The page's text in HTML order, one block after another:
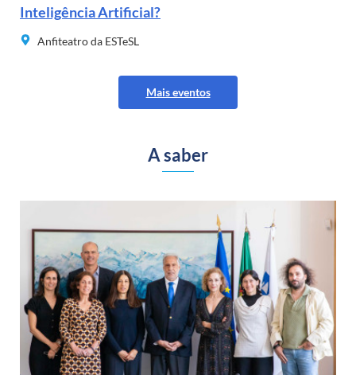
Inteligência Artificial?
Anfiteatro da ESTeSL
Mais eventos
A saber